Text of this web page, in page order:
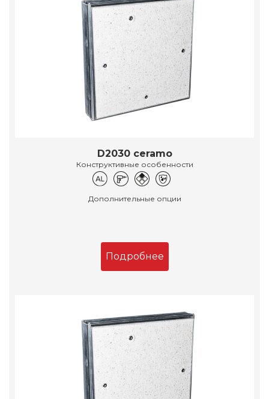
D2030 ceramo
Конструктивные особенности
Дополнительные опции
Подробнее